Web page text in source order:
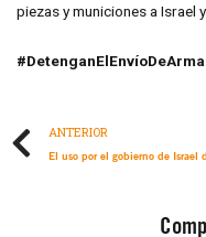
piezas y municiones a Israel
ANTERIOR